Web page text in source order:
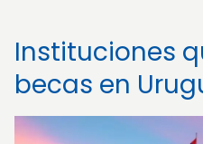
Instituciones
becas en